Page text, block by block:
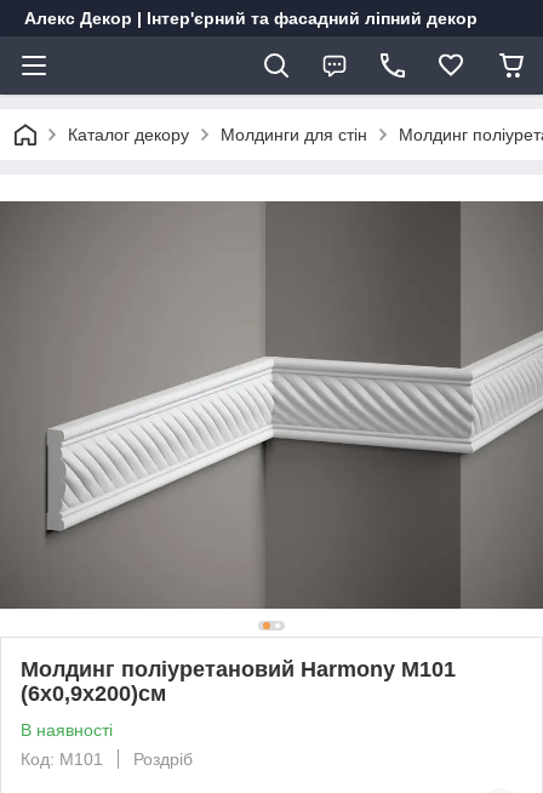
Алекс Декор | Інтер'єрний та фасадний ліпний декор
Каталог декору Молдинги для стін Молдинг
Молдинг поліуретановий Harmony M101
(6х0,9x200)см
В наявності
Код: M101
Роздріб